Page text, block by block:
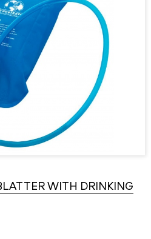
WITH DRINKING